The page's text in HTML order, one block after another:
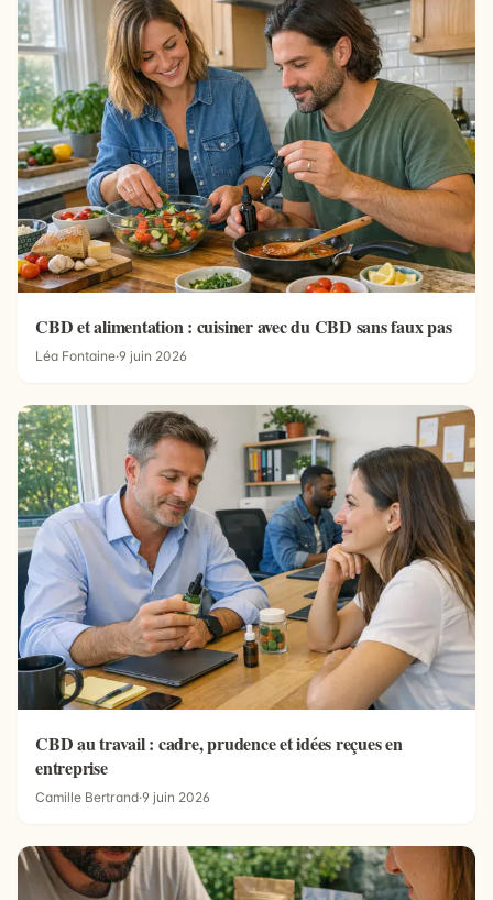
CBD et alimentation : cuisiner avec du CBD sans faux pas
Léa Fontaine·9 juin 2026
CBD au travail : cadre, prudence et idées reçues en
entreprise
Camille Bertrand·9 juin 2026